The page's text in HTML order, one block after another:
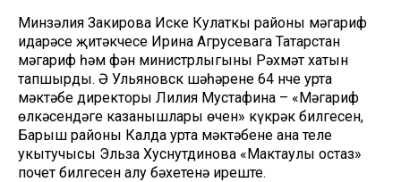
Минзәлия Закирова Иске Кулаткы районы мәгариф
идарәсе җитәкчесе Ирина Агрусевага Татарстан
мәгариф һәм фән министрлыгының Рәхмәт хатын
тапшырды. Ә Ульяновск шәһәренең 64 нче урта
мәктәбе директоры Лилия Мустафина – «Мәгариф
өлкәсендәге казанышлары өчен» күкрәк билгесен,
Барыш районы Калда урта мәктәбенең ана теле
укытучысы Эльза Хуснутдинова «Мактаулы остаз»
почет билгесен алу бәхетенә иреште.